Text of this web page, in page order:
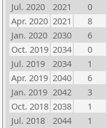
Jul. 2020
2021 0
Apr. 2020 2021 8
Jan. 2020 2030 6
Oct. 2019 2034 0
Jul. 2019
2034 1
Apr. 2019 2040 6
Jan. 2019 2042 3
Oct. 2018 2038 1
Jul. 2018
2044 1